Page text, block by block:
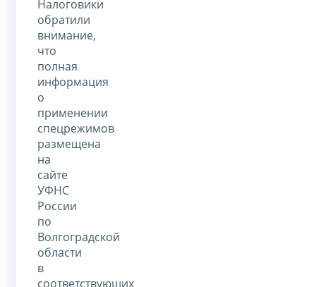
Налоговики
обратили
внимание,
что
полная
информация
о
применении
спецрежимов
размещена
на
сайте
УФНС
России
по
Волгоградской
области
в
соответствующих